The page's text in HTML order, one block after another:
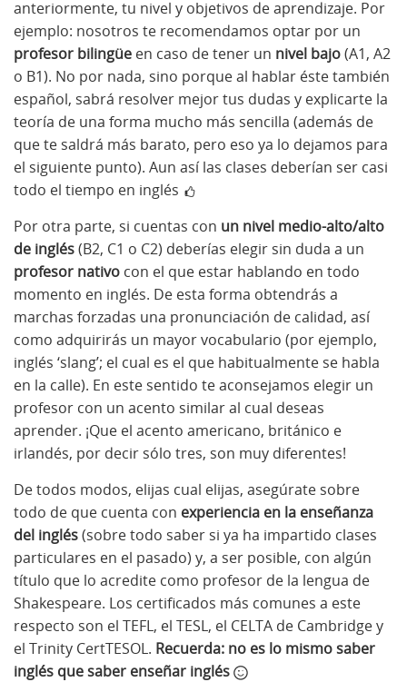
anteriormente, tu nivel y objetivos de aprendizaje. Por
ejemplo: nosotros te recomendamos optar por un
profesor bilingüe en caso de tener un nivel bajo(A1, A2
o B1). No por nada, sino porque al hablar éste también
español, sabrá resolver mejor tus dudas y explicarte la
teoría de una forma mucho más sencilla (además de
que te saldrá más barato, pero eso ya lo dejamos para
el siguiente punto). Aun así las clases deberían ser casi
todo el tiempo en inglés
Por otra parte, si cuentas con un nivel medio-alto/alto
de inglés(B2, C1 o C2) deberías elegir sin duda a un
profesor nativo con el que estar hablando en todo
momento en inglés. De esta forma obtendrás a
marchas forzadas una pronunciación de calidad, así
como adquirirás un mayor vocabulario (por ejemplo,
inglés ‘slang’; el cual es el que habitualmente se habla
en la calle). En este sentido te aconsejamos elegir un
profesor con un acento similar al cual deseas
aprender. ¡Que el acento americano, británico e
irlandés, por decir sólo tres, son muy diferentes!
De todos modos, elijas cual elijas, asegúrate sobre
todo de que cuenta con experiencia en la enseñanza
del inglés(sobre todo saber si ya ha impartido clases
particulares en el pasado) y, a ser posible, con algún
título que lo acredite como profesor de la lengua de
Shakespeare. Los certificados más comunes a este
respecto son el TEFL, el TESL, el CELTA de Cambridge y
el Trinity CertTESOL. Recuerda: no es lo mismo saber
inglés que saber enseñar inglés